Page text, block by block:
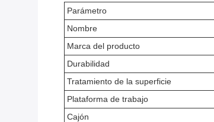
Parámetro
Nombre
Marca del producto
Durabilidad
Tratamiento de la superficie
Plataforma de trabajo
Cajón